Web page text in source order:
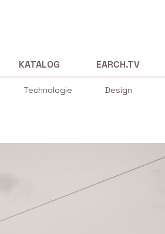
Technologie Design
KATALOG EARCH.TV